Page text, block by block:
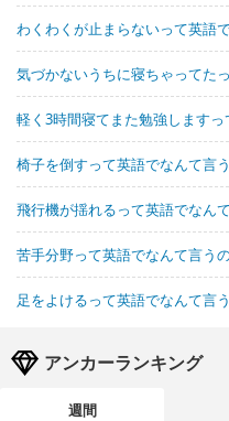
わくわくが止まらないって英語
気づかないうちに寝ちゃってた
軽く3時間寝てまた勉強します
椅子を倒すって英語でなんて言
飛行機が揺れるって英語でなん
苦手分野って英語でなんて言う
足をよけるって英語でなんて言
アンカーランキング
週間